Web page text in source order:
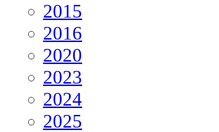
2015
2016
2020
2023
2024
2025